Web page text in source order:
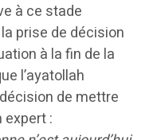
à ce stade
prise de décision
à la fin de la
l’ayatollah
de mettre
expert :